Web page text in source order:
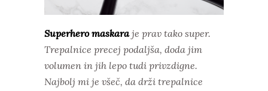
Superhero maskaraje prav tako super.
Trepalnice precej podaljša, doda jim
volumen in jih lepo tudi privzdigne.
Najbolj mi je všeč, da drži trepalnice